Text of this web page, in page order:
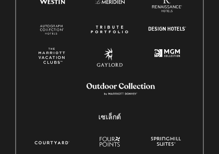
เซเล็กต์